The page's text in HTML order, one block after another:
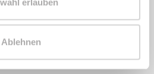
Ablehnen